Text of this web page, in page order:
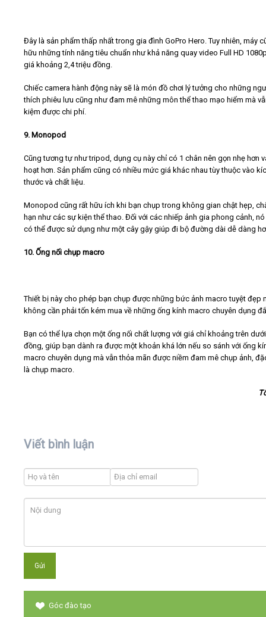
Đây là sản phẩm thấp nhất trong gia đình GoPro Hero. Tuy nhiên, máy
hữu những tính năng tiêu chuẩn như khả năng quay video Full HD
giá khoảng 2,4 triệu đồng.
Chiếc camera hành động này sẽ là món đồ chơi lý tưởng cho những
thích phiêu lưu cũng như đam mê những môn thể thao mạo hiểm mà
kiệm được chi phí.
9. Monopod
Cũng tương tự như tripod, dụng cụ này chỉ có 1 chân nên gọn nhẹ hơn
hoạt hơn. Sản phẩm cũng có nhiều mức giá khác nhau tùy thuộc vào
thước và chất liệu.
Monopod cũng rất hữu ích khi bạn chụp trong không gian chật hẹp,
hạn như các sự kiện thể thao. Đối với các nhiếp ảnh gia phong cảnh,
có thể được sử dụng như một cây gậy giúp đi bộ đường dài dễ dàng
10. Ống nối chụp macro
Thiết bị này cho phép bạn chụp được những bức ảnh macro tuyệt đẹp
không cần phải tốn kém mua về những ống kính macro chuyên dụng
Bạn có thể lựa chọn một ống nối chất lượng với giá chỉ khoảng trên
đồng, giúp bạn dành ra được một khoản khá lớn nếu so sánh với ống
macro chuyên dụng mà vẫn thỏa mãn được niềm đam mê chụp ảnh,
là chụp macro.
Viết bình luận
Góc đào tạo